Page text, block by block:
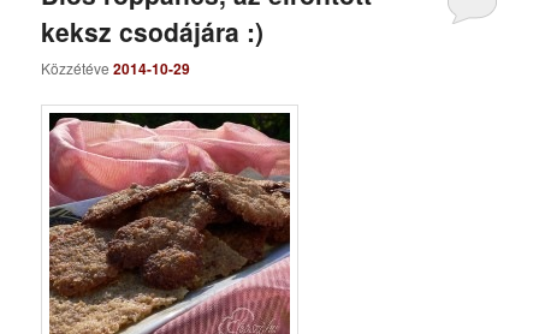
keksz csodájára :)
Közzétéve2014-10-29